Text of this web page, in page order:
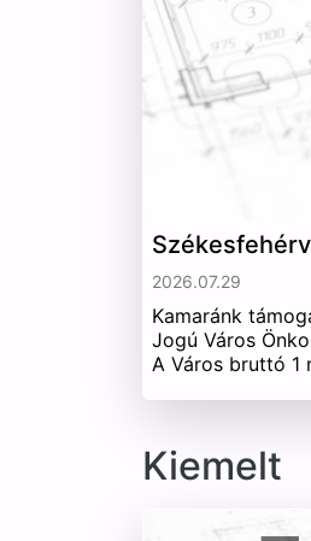
2026.07.29
Kamaránk
Jogú Város
A Város bruttó 1
Kiemelt